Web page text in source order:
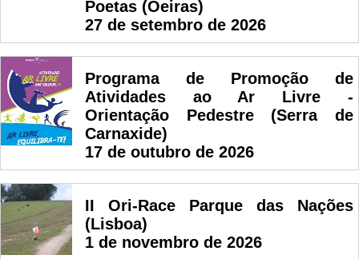
Poetas (Oeiras)
27 de setembro de 2026
Programa de Promoção de
Atividades ao Ar Livre -
Orientação Pedestre (Serra de
Carnaxide)
17 de outubro de 2026
II Ori-Race Parque das Nações
(Lisboa)
1 de novembro de 2026